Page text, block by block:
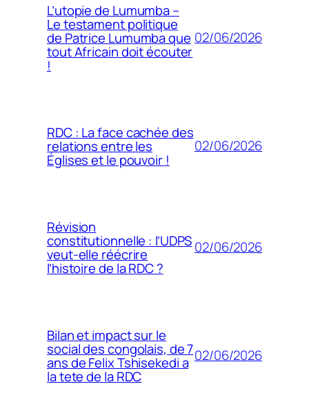
L’utopie de Lumumba –
Le testament politique
de Patrice Lumumba que
tout Africain doit écouter
!
02/06/2026
RDC : La face cachée des
relations entre les
Églises et le pouvoir !
02/06/2026
Révision
constitutionnelle : l’UDPS
veut-elle réécrire
l’histoire de la RDC ?
02/06/2026
Bilan et impact sur le
social des congolais, de 7
ans de Felix Tshisekedi a
la tete de la RDC
02/06/2026